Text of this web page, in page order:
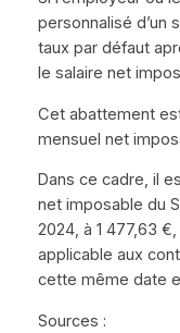
personnalisé d’un
taux par défaut
le salaire net
Cet abattement
mensuel net
Dans ce cadre, il
net imposable du
2024, à 1 477,63
applicable aux
cette même date
Sources :